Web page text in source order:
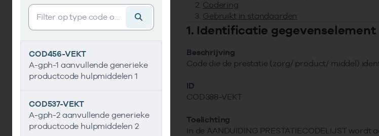
Vind gegevens&shy;element
COD456-VEKT
A-gph-1 aanvullende generieke
productcode hulpmiddelen 1
COD537-VEKT
A-gph-2 aanvullende generieke
productcode hulpmiddelen 2
Codering
Gebruikt in standaarden
1. Identificatie gegevenselement
Beschrijving
Code die de prestatie (zorg/ product/ middel)
ID
COD388-VEKT
Toelichting
In de AANDUIDING PRESTATIECODELIJST